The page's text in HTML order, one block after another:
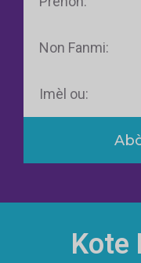
Fanmi
Kote